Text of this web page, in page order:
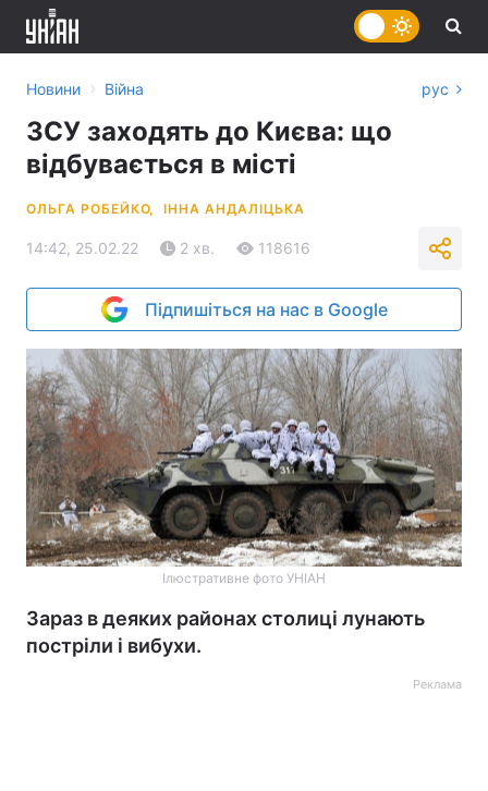
Новини › Війна рус
ЗСУ заходять до Києва: що
відбувається в місті
ОЛЬГА РОБЕЙКО, ІННА АНДАЛІЦЬКА
14:42, 25.02.22 2 хв. 118616
Підпишіться на нас в Google
Ілюстративне фото УНІАН
Зараз в деяких районах столиці лунають
постріли і вибухи.
Реклама